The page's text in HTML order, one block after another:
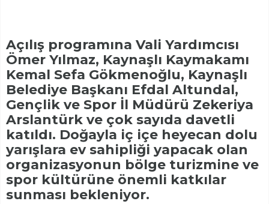
Açılış programına Vali Yardımcısı
Ömer Yılmaz, Kaynaşlı Kaymakamı
Kemal Sefa Gökmenoğlu, Kaynaşlı
Belediye Başkanı Efdal Altundal,
Gençlik ve Spor İl Müdürü Zekeriya
Arslantürk ve çok sayıda davetli
katıldı. Doğayla iç içe heyecan dolu
yarışlara ev sahipliği yapacak olan
organizasyonun bölge turizmine ve
spor kültürüne önemli katkılar
sunması bekleniyor.